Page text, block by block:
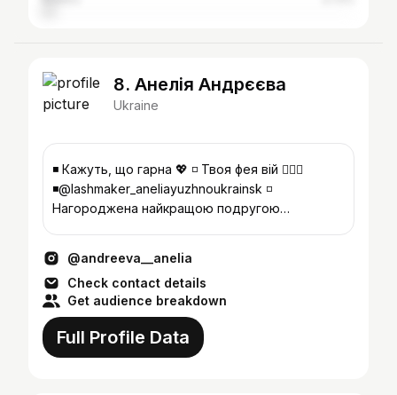
8. Анелія Андрєєва
Ukraine
◾ Кажуть, що гарна 💖 ◽ Твоя фея вій 🧚🏻‍♀️
◾@lashmaker_aneliayuzhnoukrainsk ◽
Нагороджена найкращою подругою
@andreeva__anelia
Check contact details
Get audience breakdown
Full Profile Data